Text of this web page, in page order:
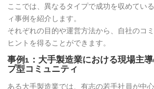
ここでは、異なるタイプで成功を収めてい
ィ事例を紹介します。
それぞれの目的や運営方法から、自社のコ
ヒントを得ることができます。
事例1：大手製造業における現場主
プ型コミュニティ
ある大手製造業では、有志の若手社員が中